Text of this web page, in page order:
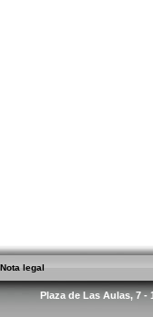
Nota legal
Plaza de Las Aulas, 7 -